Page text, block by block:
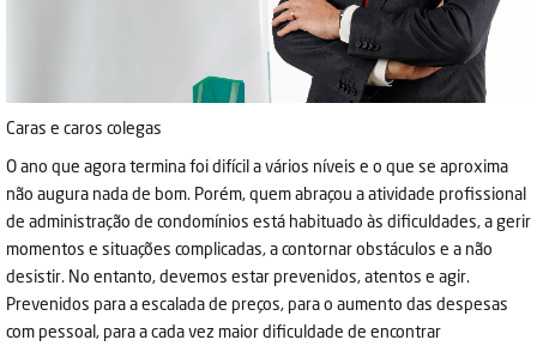
Caras e caros colegas
O ano que agora termina foi difícil a vários níveis e o que se aproxima
não augura nada de bom. Porém, quem abraçou a atividade profissional
de administração de condomínios está habituado às dificuldades, a gerir
momentos e situações complicadas, a contornar obstáculos e a não
desistir. No entanto, devemos estar prevenidos, atentos e agir.
Prevenidos para a escalada de preços, para o aumento das despesas
com pessoal, para a cada vez maior dificuldade de encontrar